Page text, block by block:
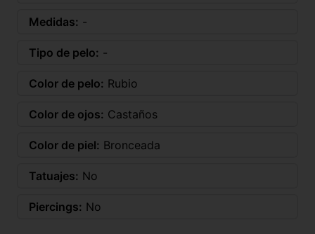
Medidas: -
Tipo de pelo: -
Color de pelo: Rubio
Color de ojos: Castaños
Color de piel: Bronceada
Tatuajes: No
Piercings: No